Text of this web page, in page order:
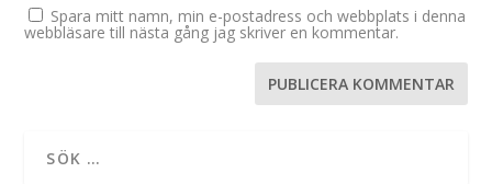
Spara mitt namn, min e-postadress och webbplats i denna
webbläsare till nästa gång jag skriver en kommentar.